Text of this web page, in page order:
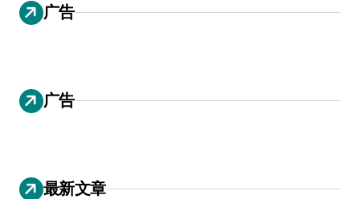
广告
广告
最新文章